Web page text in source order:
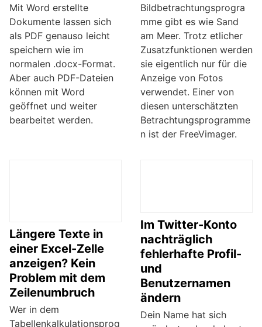
Mit Word erstellte
Dokumente lassen sich
als PDF genauso leicht
speichern wie im
normalen .docx-Format.
Aber auch PDF-Dateien
können mit Word
geöffnet und weiter
bearbeitet werden.
Bildbetrachtungsprogra
mme gibt es wie Sand
am Meer. Trotz etlicher
Zusatzfunktionen werden
sie eigentlich nur für die
Anzeige von Fotos
verwendet. Einer von
diesen unterschätzten
Betrachtungsprogramme
n ist der FreeVimager.
Längere Texte in
einer Excel-Zelle
anzeigen? Kein
Problem mit dem
Zeilenumbruch
Wer in dem
Tabellenkalkulationsprog
Im Twitter-Konto
nachträglich
fehlerhafte Profil-
und
Benutzernamen
ändern
Dein Name hat sich